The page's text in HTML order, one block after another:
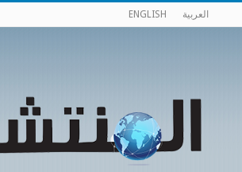
العربية ENGLISH